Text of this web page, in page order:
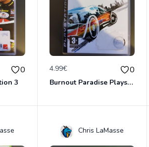
0
3
4.99€ 0
Burnout Paradise Playstation 3
Chris LaMasse